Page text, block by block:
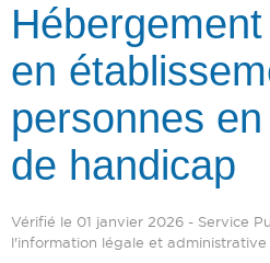
en
personnes
de handicap
Vérifié le 01 janvier 2026 - Service
l'information légale et